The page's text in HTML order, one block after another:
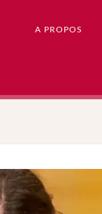
A PROPOS